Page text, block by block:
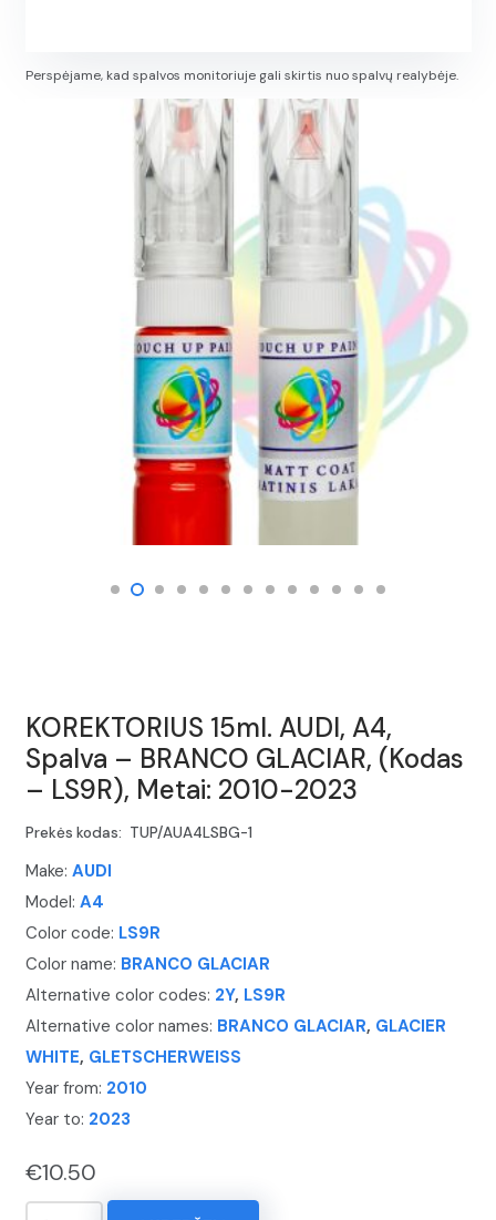
Perspėjame, kad spalvos monitoriuje gali skirtis nuo spalvų realybėje.
KOREKTORIUS 15ml. AUDI, A4,
Spalva – BRANCO GLACIAR, (Kodas
– LS9R), Metai: 2010-2023
Prekės kodas: TUP/AUA4LSBG-1
Make: AUDI
Model: A4
Color code: LS9R
Color name: BRANCO GLACIAR
Alternative color codes: 2Y, LS9R
Alternative color names: BRANCO GLACIAR, GLACIER
WHITE, GLETSCHERWEISS
Year from: 2010
Year to: 2023
€10.50